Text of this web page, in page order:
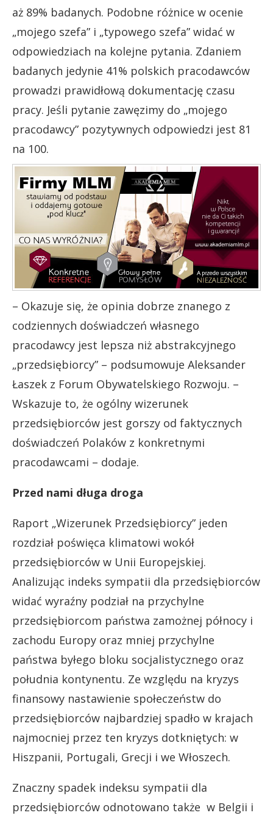
aż 89% badanych. Podobne różnice w ocenie
„mojego szefa” i „typowego szefa” widać w
odpowiedziach na kolejne pytania. Zdaniem
badanych jedynie 41% polskich pracodawców
prowadzi prawidłową dokumentację czasu
pracy. Jeśli pytanie zawęzimy do „mojego
pracodawcy” pozytywnych odpowiedzi jest 81
na 100.
– Okazuje się, że opinia dobrze znanego z
codziennych doświadczeń własnego
pracodawcy jest lepsza niż abstrakcyjnego
„przedsiębiorcy” – podsumowuje Aleksander
Łaszek z Forum Obywatelskiego Rozwoju. –
Wskazuje to, że ogólny wizerunek
przedsiębiorców jest gorszy od faktycznych
doświadczeń Polaków z konkretnymi
pracodawcami – dodaje.
Przed nami długa droga
Raport „Wizerunek Przedsiębiorcy” jeden
rozdział poświęca klimatowi wokół
przedsiębiorców w Unii Europejskiej.
Analizując indeks sympatii dla przedsiębiorców
widać wyraźny podział na przychylne
przedsiębiorcom państwa zamożnej północy i
zachodu Europy oraz mniej przychylne
państwa byłego bloku socjalistycznego oraz
południa kontynentu. Ze względu na kryzys
finansowy nastawienie społeczeństw do
przedsiębiorców najbardziej spadło w krajach
najmocniej przez ten kryzys dotkniętych: w
Hiszpanii, Portugali, Grecji i we Włoszech.
Znaczny spadek indeksu sympatii dla
przedsiębiorców odnotowano także w Belgii i